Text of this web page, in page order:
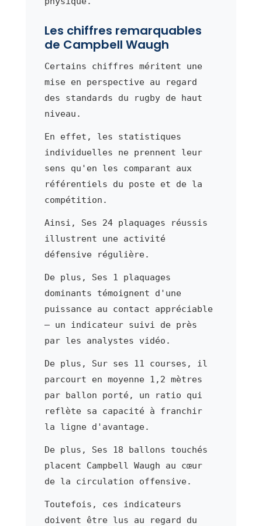
Les chiffres remarquables
de Campbell Waugh
Certains chiffres méritent une
mise en perspective au regard
des standards du rugby de haut
niveau.
En effet, les statistiques
individuelles ne prennent leur
sens qu'en les comparant aux
référentiels du poste et de la
compétition.
Ainsi, Ses 24 plaquages réussis
illustrent une activité
défensive régulière.
De plus, Ses 1 plaquages
dominants témoignent d'une
puissance au contact appréciable
— un indicateur suivi de près
par les analystes vidéo.
De plus, Sur ses 11 courses, il
parcourt en moyenne 1,2 mètres
par ballon porté, un ratio qui
reflète sa capacité à franchir
la ligne d'avantage.
De plus, Ses 18 ballons touchés
placent Campbell Waugh au cœur
de la circulation offensive.
Toutefois, ces indicateurs
doivent être lus au regard du